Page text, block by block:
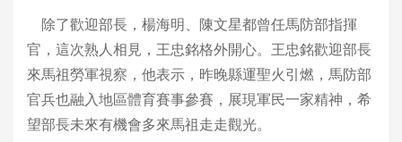
除了歡迎部長，楊海明、陳文星都曾任馬防部指揮
官，這次熟人相見，王忠銘格外開心。王忠銘歡迎部長
來馬祖勞軍視察，他表示，昨晚縣運聖火引燃，馬防部
官兵也融入地區體育賽事參賽，展現軍民一家精神，希
望部長未來有機會多來馬祖走走觀光。